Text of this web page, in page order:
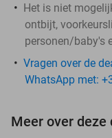
Het is niet
ontbijt,
personen/baby's
Vragen over de
WhatsApp met:
Meer over deze